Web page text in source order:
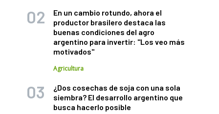
En un cambio rotundo, ahora el
productor brasilero destaca las
buenas condiciones del agro
argentino para invertir: "Los veo más
motivados"
Agricultura
¿Dos cosechas de soja con una sola
siembra? El desarrollo argentino que
busca hacerlo posible